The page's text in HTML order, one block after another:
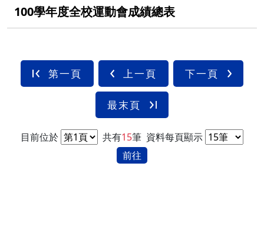
100學年度全校運動會成績總表
第一頁 上一頁 下一頁
最末頁
目前位於 共有15筆 資料每頁顯示
前往